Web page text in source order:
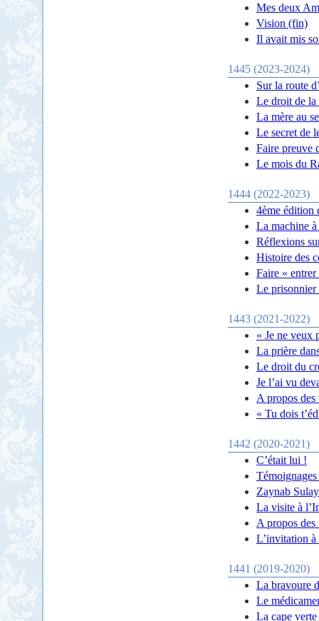
Mes deux
Vision (fin)
Il avait mis
1445 (2023-2024)
Sur la route
Le droit de la
La mère au
Le secret de
Faire preuve
Le mois du
1444 (2022-2023)
4ème édition
La machine
Réflexions
Histoire des
Faire «
Le prisonnier
1443 (2021-2022)
« Je ne veux
La prière
Le droit du
Je l’ai vu
A propos
« Tu dois
1442 (2020-2021)
C’était lui !
Zaynab
La visite à
A propos des
L’invitation à
1441 (2019-2020)
La bravoure
Le
La cape verte